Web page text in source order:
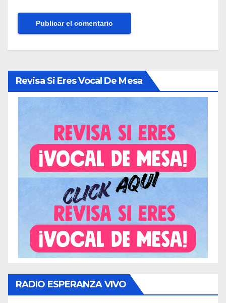
Revisa Si Eres Vocal De Mesa
RADIO ESPERANZA VIVO